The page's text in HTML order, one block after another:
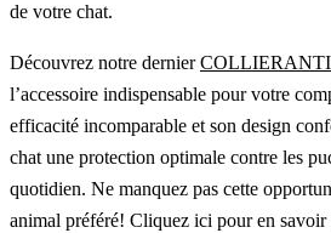
de votre chat.
Découvrez notre dernier
l’accessoire indispensable pour votre
efficacité incomparable et son design
chat une protection optimale contre les
quotidien. Ne manquez pas cette
animal préféré! Cliquez ici pour en savoir